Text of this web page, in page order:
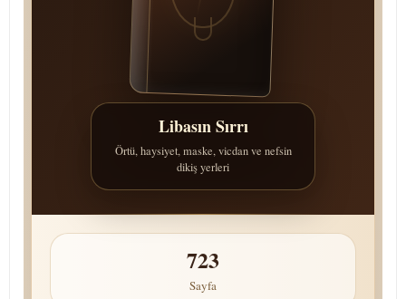
Libasın Sırrı
Örtü, haysiyet, maske, vicdan ve nefsin
dikiş yerleri
723
Sayfa